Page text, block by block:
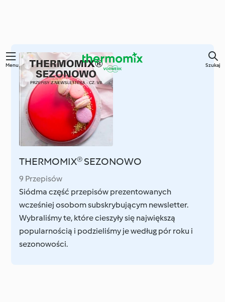
Przejdź
głównej
Menu Szukaj
THERMOMIX® SEZONOWO
9 Przepisów
Siódma część przepisów prezentowanych
wcześniej osobom subskrybującym newsletter.
Wybraliśmy te, które cieszyły się największą
popularnością i podzieliśmy je według pór roku i
sezonowości.